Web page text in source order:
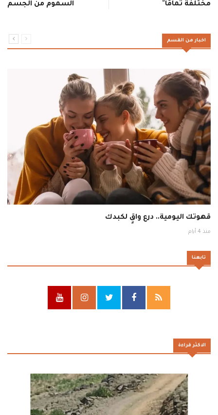
مختلفة تمامًا"
السموم من الجسم
اخبار من القسم
قهوتك اليومية.. درع واقٍ لكبدك
منذ 4 أيام
تابعنا
الاكثر قراءة